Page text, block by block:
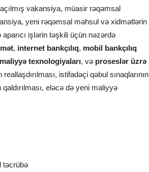
vakansiya, müasir rəqəmsal
yeni rəqəmsal məhsul və xidmətlərin
aparıcı işlərin təşkili üçün nəzərdə
, internet bankçılıq, mobil bankçılıq
maliyyə texnologiyaları, və proseslər üzrə
istifadəçi qəbul sınaqlarının
eləcə də yeni maliyyə
təcrübə